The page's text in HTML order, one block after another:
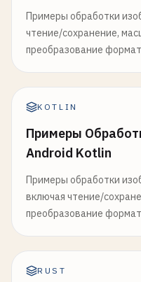
Примеры обработки
чтение/сохранение,
преобразование
KOTLIN
Примеры
Android Kotlin
Примеры обработки
включая чтение/
преобразование
RUST